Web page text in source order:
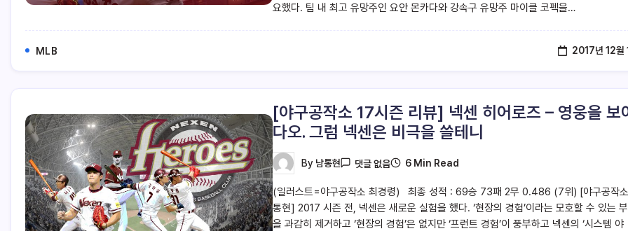
요했다. 팀 내 최고 유망주인 요안 몬카다와 강속구 유망주 마이클 코펙을…
MLB 2017년 12월
[야구공작소 17시즌 리뷰] 넥센 히어로즈 – 영웅을 보
다오. 그럼 넥센은 비극을 쓸테니
By 남통현 댓글 없음 6 Min Read
(일러스트=야구공작소 최경령) 최종 성적 : 69승 73패 2무 0.486 (7위) [야구공작
통현] 2017 시즌 전, 넥센은 새로운 실험을 했다. ‘현장의 경험’이라는 모호할 수 있는
을 과감히 제거하고 ‘현장의 경험’은 없지만 ‘프런트 경험’이 풍부하고 넥센의 ‘시스템 야